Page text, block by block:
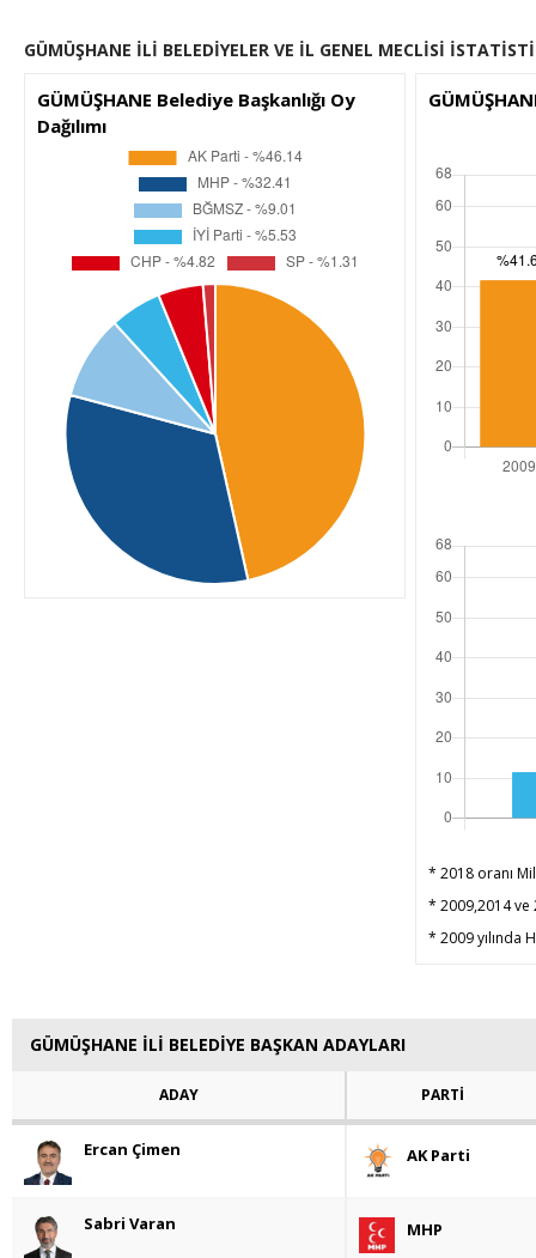
GÜMÜŞHANE İLİ BELEDİYELER VE İL GENEL MECLİSİ
GÜMÜŞHANE Belediye Başkanlığı Oy
Dağılımı
* 2018 oranı
* 2009,2014 ve
* 2009 yılında
GÜMÜŞHANE İLİ BELEDİYE BAŞKAN ADAYLARI
ADAY PARTİ
Ercan Çimen AK Parti
Sabri Varan MHP